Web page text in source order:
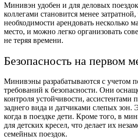
Минивэн удобен и для деловых
коллегами становится менее затратной,
необходимости арендовать несколько
место, и можно легко организовать
не теряя времени.
Безопасность на первом
Минивэны разрабатываются с учетом
требований к безопасности. Они
контроля устойчивости, ассистентами
заднего вида и датчиками слепых зон.
когда в поездке дети. Кроме того, в
для детских кресел, что делает их
семейных поездок.